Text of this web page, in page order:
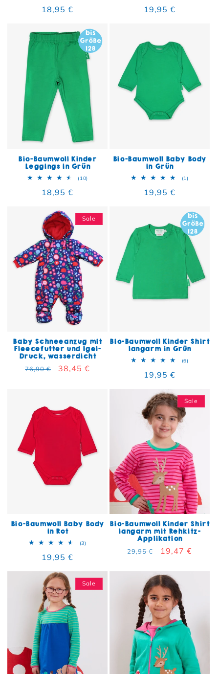
Normaler Preis
18,95 € Normaler Preis
19,95 €
Bio-Baumwoll Kinder
Leggings in Grün
(10) 10 Bewertungen insgesamt
Normaler Preis
18,95 €
Bio-Baumwoll Baby Body
in Grün
(1)1
Normaler Preis
19,95 €
Sale
Baby Schneeanzug mit
Fleecefutter und Igel-
Druck, wasserdicht
Normaler Preis
76,90 € Verkaufspreis
38,45 €
Bio-Baumwoll Kinder Shirt
langarm in Grün
(6)6
Normaler Preis
19,95 €
Bio-Baumwoll Baby Body
in Rot
(3)3 Bewertungen insgesamt
Normaler Preis
19,95 €
Sale
Bio-Baumwoll Kinder Shirt
langarm mit Rehkitz-
Applikation
Normaler Preis
29,95 € Verkaufspreis
19,47 €
Sale